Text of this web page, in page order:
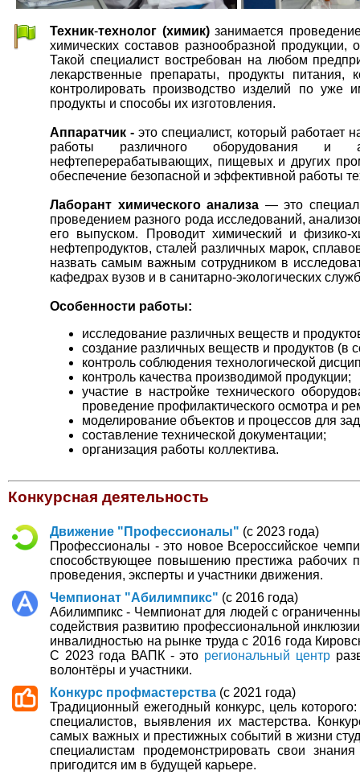
Техник-технолог (химик)занимается
химических составов разнообразной продукции,
Такой специалист востребован на любом
лекарственные препараты, продукты
контролировать производство изделий по
продукты и способы их изготовления.
Аппаратчик -это специалист, который работает
работы различного оборудования и
нефтеперерабатывающих, пищевых и других
обеспечение безопасной и эффективной работы
Лаборант химического анализа — это
проведением разного рода исследований,
его выпуском. Проводит химический и
нефтепродуктов, сталей различных марок,
назвать самым важным сотрудником в
кафедрах вузов и в санитарно-экологических
Особенности работы:
исследование различных веществ и
создание различных веществ и продуктов (в
контроль соблюдения технологической
контроль качества производимой продукции;
участие в настройке технического
проведение профилактического осмотра и
моделирование объектов и процессов для
составление технической документации;
организация работы коллектива.
Конкурсная деятельность
Движение "Профессионалы" (с 2023 года)
Профессионалы - это новое Всероссийское
способствующее повышению престижа
проведения, эксперты и участники движения.
Чемпионат "Абилимпикс" (с 2016 года)
Абилимпикс - Чемпионат для людей с
содействия развитию профессиональной
инвалидностью на рынке труда с 2016 года
С 2023 года ВАПК - это региональный центр
волонтёры и участники.
Конкурс профмастерства (с 2021 года)
Традиционный ежегодный конкурс, цель
специалистов, выявления их мастерства.
самых важных и престижных событий в жизни
специалистам продемонстрировать свои
пригодится им в будущей карьере.